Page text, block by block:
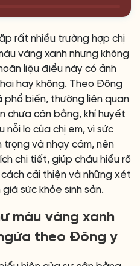
rất nhiều trường hợp chị
vàng xanh nhưng không
liệu điều này có ảnh
hay không. Theo Đông
phổ biến, thường liên quan
chưa cân bằng, khí huyết
nỗi lo của chị em, vì sức
trọng và nhạy cảm, nên
chi tiết, giúp cháu hiểu rõ
cải thiện và những xét
sức khỏe sinh sản.
màu vàng xanh
theo Đông y